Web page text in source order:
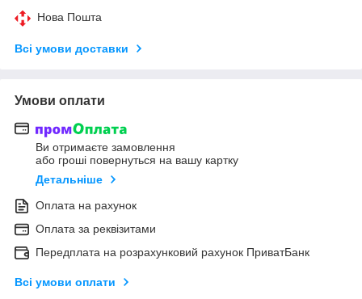
Нова Пошта
Всі умови доставки
Умови оплати
Ви отримаєте замовлення
або гроші повернуться на вашу картку
Детальніше
Оплата на рахунок
Оплата за реквізитами
Передплата на розрахунковий рахунок ПриватБанк
Всі умови оплати